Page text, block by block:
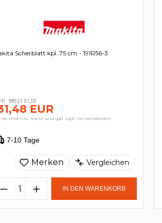
Scherblatt kpl. 75 cm - 191R56-3
189,21 EUR
EUR
sind inkl. MwSt. und ggf. zzgl. Versandkosten
7-10 Tage
Merken Vergleichen
IN DEN WARENKORB